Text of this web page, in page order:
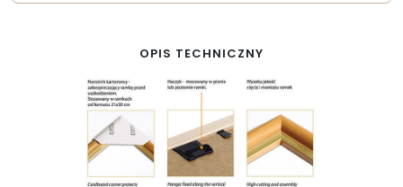
OPIS TECHNICZNY